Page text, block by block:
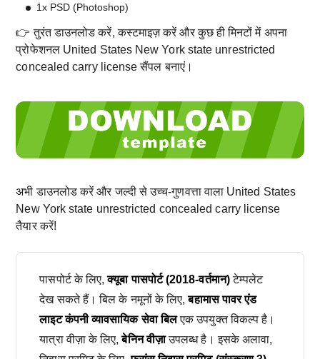
1x PSD (Photoshop)
👉 तुरंत डाउनलोड करें, कस्टमाइज़ करें और कुछ ही मिनटों में अपना
प्रोफेशनल United States New York state unrestricted
concealed carry license सैंपल बनाएं।
अभी डाउनलोड करें और जल्दी से उच्च-गुणवत्ता वाला United States
New York state unrestricted concealed carry license
तैयार करें!
पासपोर्ट के लिए,क्यूबा पासपोर्ट (2018-वर्तमान)टेम्पलेट
देख सकते हैं। बिल के नमूनों के लिए,बहामास पावर एंड
लाइट कंपनी व्यावसायिक सेवा बिलएक उपयुक्त विकल्प है।
यात्रा वीज़ा के लिए,बेनिन वीज़ाउपलब्ध है। इसके अलावा,